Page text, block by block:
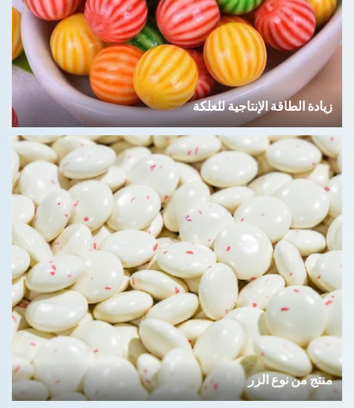
زيادة الطاقة الإنتاجية للعلكة
منتج من نوع الزر